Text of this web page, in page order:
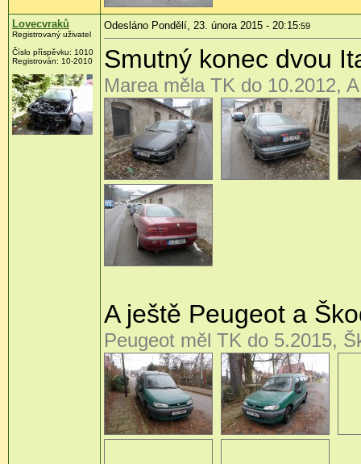
Lovecvraků
Registrovaný uživatel
Číslo příspěvku: 1010
Registrován: 10-2010
Odesláno Pondělí, 23. února 2015 - 20:15:59
Smutný konec dvou
Marea měla TK do 10.2012,
A ještě Peugeot a
Peugeot měl TK do 5.2015,